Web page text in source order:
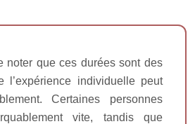
noter que ces durées sont des
l’expérience individuelle peut
Certaines personnes
vite, tandis que